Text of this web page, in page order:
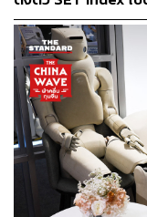
หวัง ตลาดจึงมีการเ
ดอกเบี้ยของ Fed ห
ปรับลดอัตราดอกเบี้
หันไปเพิ่มน้ำหนักใน
กดดันให้ค่าเงินดอล
ของราคาทองคำอย่
กาลในเวลานั้นที่
กระนั้น หากพิจารณ
สหรัฐฯ รอบเดือนมี